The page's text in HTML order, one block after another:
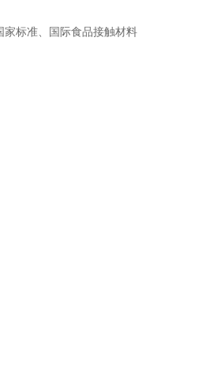
家标准、国际食品接触材料